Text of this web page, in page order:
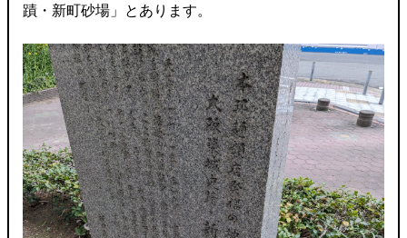
蹟・新町砂場」とあります。